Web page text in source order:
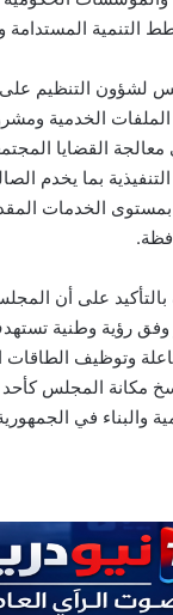
التنمية المستدامة
لشؤون التنظيم
الخدمية
القضايا
بما يخدم
بمستوى الخدمات
على أن
وفق رؤية وطنية
وتوظيف الطاقات
مكانة المجلس كأحد
والبناء في